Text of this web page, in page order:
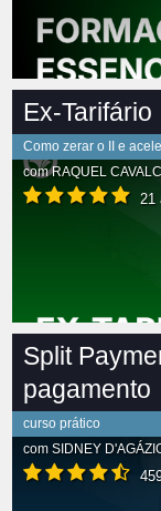
Ex-Tarifário
Como zerar o II e
comRAQUEL
21
Split
pagamento
curso prático
com SIDNEY